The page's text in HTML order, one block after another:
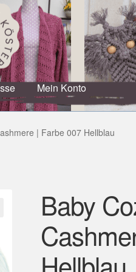
Mein Konto
| Farbe 007 Hellblau
Baby